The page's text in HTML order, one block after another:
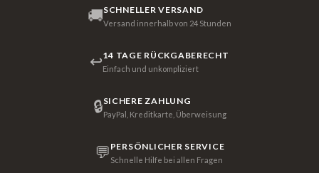
🚚SCHNELLER VERSAND
Versand innerhalb von 24 Stunden
↩14 TAGE RÜCKGABERECHT
Einfach und unkompliziert
🔒SICHERE ZAHLUNG
PayPal, Kreditkarte, Überweisung
💬 PERSÖNLICHER SERVICE
Schnelle Hilfe bei allen Fragen